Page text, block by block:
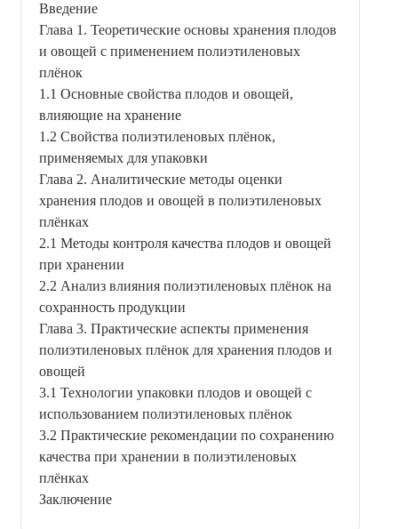
Введение
Глава 1. Теоретические основы хранения плодов
и овощей с применением полиэтиленовых
плёнок
1.1 Основные свойства плодов и овощей,
влияющие на хранение
1.2 Свойства полиэтиленовых плёнок,
применяемых для упаковки
Глава 2. Аналитические методы оценки
хранения плодов и овощей в полиэтиленовых
плёнках
2.1 Методы контроля качества плодов и овощей
при хранении
2.2 Анализ влияния полиэтиленовых плёнок на
сохранность продукции
Глава 3. Практические аспекты применения
полиэтиленовых плёнок для хранения плодов и
овощей
3.1 Технологии упаковки плодов и овощей с
использованием полиэтиленовых плёнок
3.2 Практические рекомендации по сохранению
качества при хранении в полиэтиленовых
плёнках
Заключение